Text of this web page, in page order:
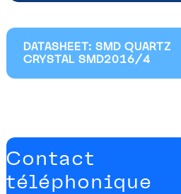
DATASHEET: SMD QUARTZ
CRYSTAL SMD2016/4
Contact
téléphonique